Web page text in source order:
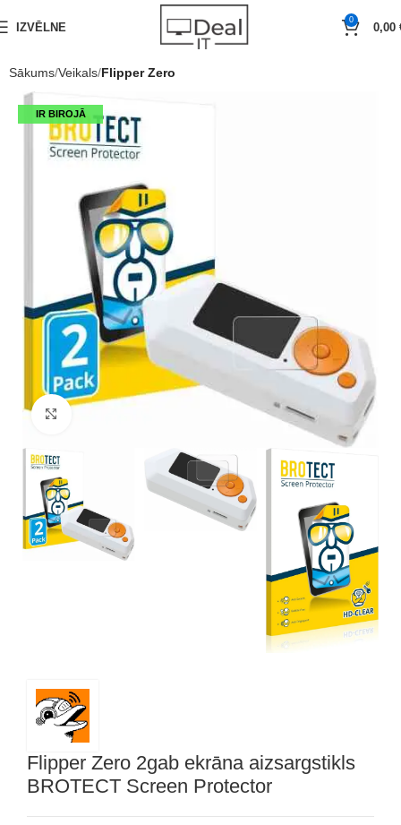
IZVĒLNE
0
0,00
Sākums Veikals Flipper Zero
IR BIROJĀ
Flipper Zero 2gab ekrāna aizsargstikls
BROTECT Screen Protector